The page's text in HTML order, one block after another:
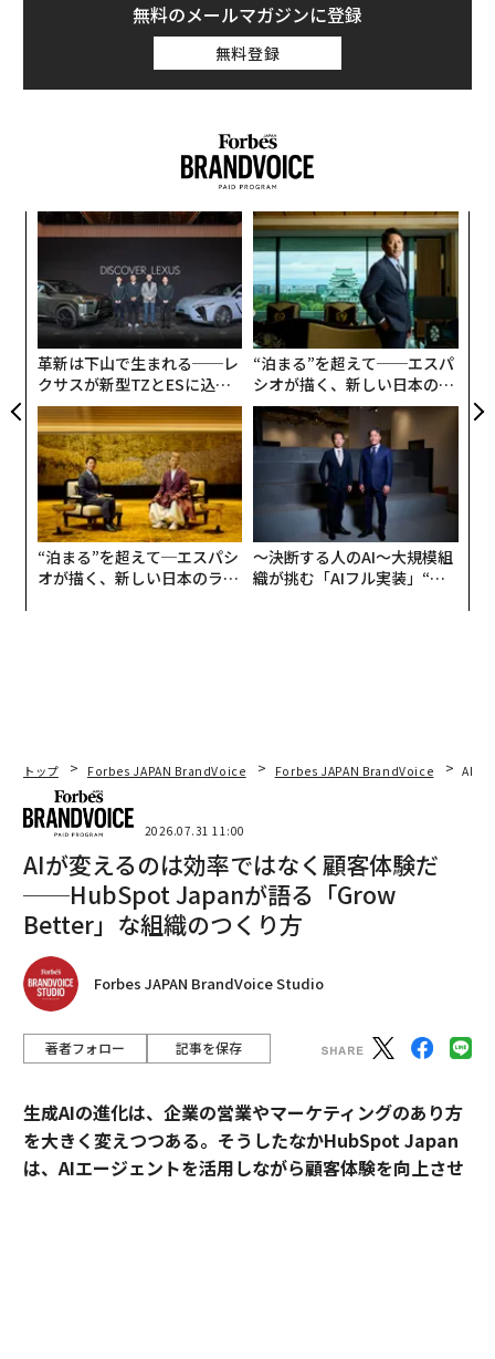
無料のメールマガジンに登録
無料登録
革新は下山で生まれる──レ
クサスが新型TZとESに込め
た「DISCOVER」の哲学
“泊まる”を超えて──エスパ
シオが描く、新しい日本のラ
グジュアリー（前編）
“泊まる”を超えて─エスパシ
オが描く、新しい日本のラグ
〜決断する人のAI〜大規模組
織が挑む「AIフル実装」“使
トップ Forbes JAPAN BrandVoice Forbes JAPAN BrandVoice AIが
2026.07.31 11:00
AIが変えるのは効率ではなく顧客体験だ
──HubSpot Japanが語る「Grow
Better」な組織のつくり方
Forbes JAPAN BrandVoice Studio
著者フォロー 記事を保存
生成AIの進化は、企業の営業やマーケティングのあり方
を大きく変えつつある。そうしたなかHubSpot Japan
は、AIエージェントを活用しながら顧客体験を向上させ